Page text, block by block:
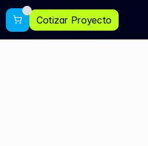
Cotizar Proyecto